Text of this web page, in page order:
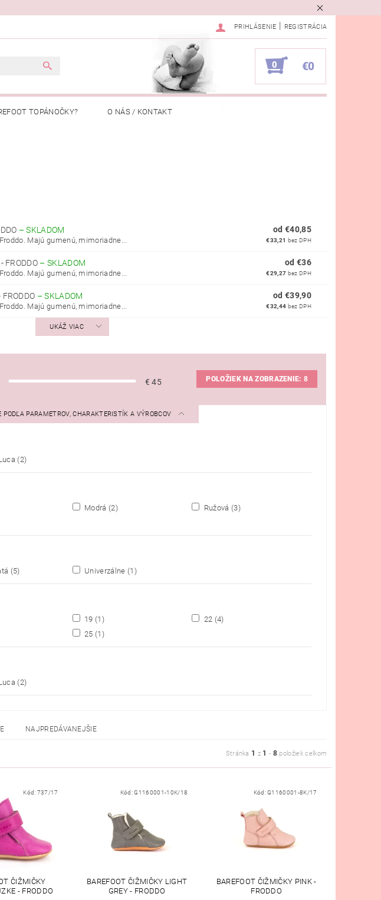
PRIHLÁSENIE REGISTRÁCIA
0 €0
TOPÁNOČKY? O NÁS / KONTAKT
NÁS?
–SKLADOM
Majú gumenú, mimoriadne...
od €40,85
€33,21 bez DPH
FRODDO –SKLADOM
Majú gumenú, mimoriadne...
od €36
€29,27 bez DPH
–SKLADOM
Majú gumenú, mimoriadne...
od €39,90
€32,44 bez DPH
UKÁŽ VIAC
€45 POLOŽIEK NA ZOBRAZENIE:8
PODĽA PARAMETROV, CHARAKTERISTÍK A VÝROBCOV
(2)
Modrá (2) Ružová (3)
(5) Univerzálne (1)
19 (1) 22 (4)
25 (1)
(2)
NAJPREDÁVANEJŠIE
Stránka 1 z 1 - 8 položiek celkom
Kód: 737/17
ČIŽMIČKY
- FRODDO
Kód:G1160001-10K/18
BAREFOOT ČIŽMIČKY LIGHT
GREY - FRODDO
Kód:G1160001-8K/17
BAREFOOT ČIŽMIČKY PINK -
FRODDO